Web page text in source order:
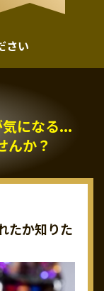
さい
になる...
んか？
たか知りた